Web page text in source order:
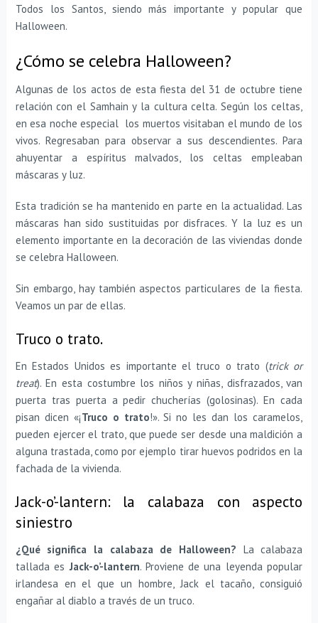
Todos los Santos, siendo más importante y popular que
Halloween.
¿Cómo se celebra Halloween?
Algunas de los actos de esta fiesta del 31 de octubre tiene
relación con el Samhain y la cultura celta. Según los celtas,
en esa noche especial los muertos visitaban el mundo de los
vivos. Regresaban para observar a sus descendientes. Para
ahuyentar a espíritus malvados, los celtas empleaban
máscaras y luz.
Esta tradición se ha mantenido en parte en la actualidad. Las
máscaras han sido sustituidas por disfraces. Y la luz es un
elemento importante en la decoración de las viviendas donde
se celebra Halloween.
Sin embargo, hay también aspectos particulares de la fiesta.
Veamos un par de ellas.
Truco o trato.
En Estados Unidos es importante el truco o trato (trick or
treat). En esta costumbre los niños y niñas, disfrazados, van
puerta tras puerta a pedir chucherías (golosinas). En cada
pisan dicen «¡Truco o trato!». Si no les dan los caramelos,
pueden ejercer el trato, que puede ser desde una maldición a
alguna trastada, como por ejemplo tirar huevos podridos en la
fachada de la vivienda.
Jack-o’-lantern: la calabaza con aspecto
siniestro
¿Qué significa la calabaza de Halloween? La calabaza
tallada esJack-o’-lantern. Proviene de una leyenda popular
irlandesa en el que un hombre, Jack el tacaño, consiguió
engañar al diablo a través de un truco.